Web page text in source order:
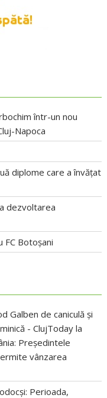
într-un nou
Napoca
diplome care a învățat
dezvoltarea
FC Botoșani
Galben de caniculă și
- ClujToday la
Președintele
vânzarea
Perioada,